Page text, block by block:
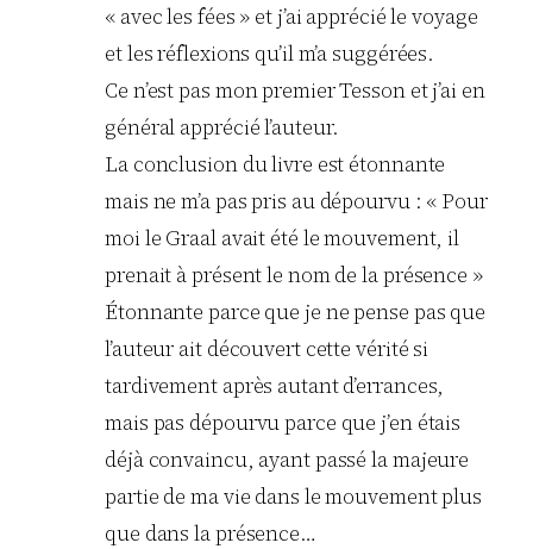
« avec les fées » et j’ai apprécié le voyage
et les réflexions qu’il m’a suggérées.
Ce n’est pas mon premier Tesson et j’ai en
général apprécié l’auteur.
La conclusion du livre est étonnante
mais ne m’a pas pris au dépourvu : « Pour
moi le Graal avait été le mouvement, il
prenait à présent le nom de la présence »
Étonnante parce que je ne pense pas que
l’auteur ait découvert cette vérité si
tardivement après autant d’errances,
mais pas dépourvu parce que j’en étais
déjà convaincu, ayant passé la majeure
partie de ma vie dans le mouvement plus
que dans la présence…